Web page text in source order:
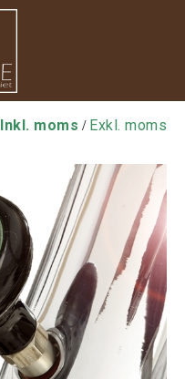
Inkl. moms / Exkl. moms